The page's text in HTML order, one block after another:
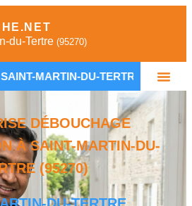
du-Tertre (95270)
TERTRE • PLOMBIER
DÉBOUCHAGE
À SAINT-MARTIN-DU-
(95270)